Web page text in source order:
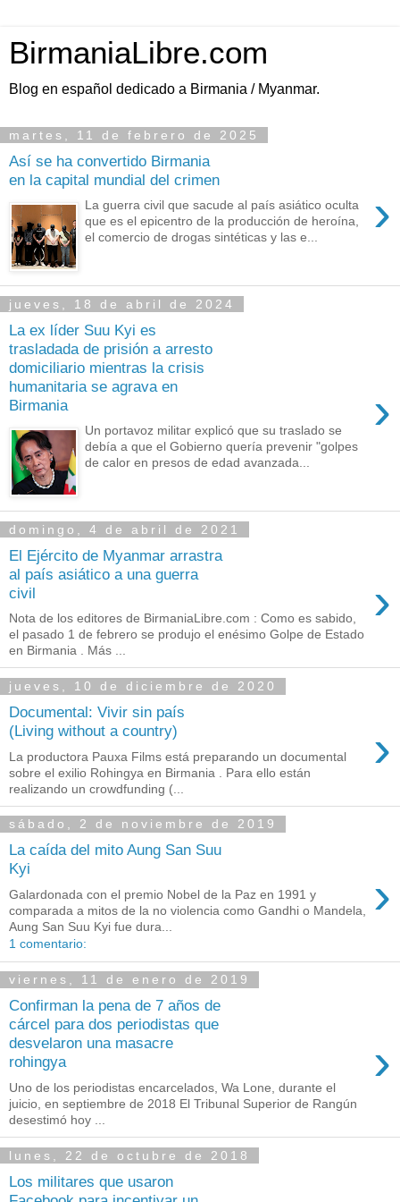
BirmaniaLibre.com
Blog en español dedicado a Birmania / Myanmar.
martes, 11 de febrero de 2025
Así se ha convertido Birmania
en la capital mundial del crimen
›
La guerra civil que sacude al país asiático oculta
que es el epicentro de la producción de heroína,
el comercio de drogas sintéticas y las e...
jueves, 18 de abril de 2024
La ex líder Suu Kyi es
trasladada de prisión a arresto
domiciliario mientras la crisis
humanitaria se agrava en
Birmania
›
Un portavoz militar explicó que su traslado se
debía a que el Gobierno quería prevenir "golpes
de calor en presos de edad avanzada...
domingo, 4 de abril de 2021
El Ejército de Myanmar arrastra
al país asiático a una guerra
civil
›
Nota de los editores de BirmaniaLibre.com : Como es sabido,
el pasado 1 de febrero se produjo el enésimo Golpe de Estado
en Birmania . Más ...
jueves, 10 de diciembre de 2020
Documental: Vivir sin país
(Living without a country)
›
La productora Pauxa Films está preparando un documental
sobre el exilio Rohingya en Birmania . Para ello están
realizando un crowdfunding (...
sábado, 2 de noviembre de 2019
La caída del mito Aung San Suu
Kyi
›
Galardonada con el premio Nobel de la Paz en 1991 y
comparada a mitos de la no violencia como Gandhi o Mandela,
Aung San Suu Kyi fue dura...
1 comentario:
viernes, 11 de enero de 2019
Confirman la pena de 7 años de
cárcel para dos periodistas que
desvelaron una masacre
rohingya
›
Uno de los periodistas encarcelados, Wa Lone, durante el
juicio, en septiembre de 2018 El Tribunal Superior de Rangún
desestimó hoy ...
lunes, 22 de octubre de 2018
Los militares que usaron